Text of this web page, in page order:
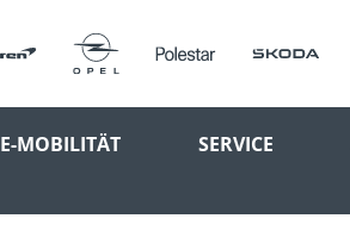
E-MOBILITÄT SERVICE